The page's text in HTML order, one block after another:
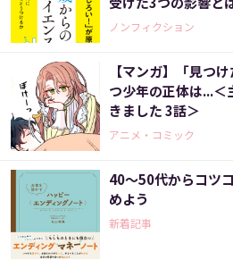
ノンフィクション
【マンガ】「見つ
つ少年の正体は...＜
きました 3話＞
アニメ・コミック
40～50代からコツ
めよう
新着記事